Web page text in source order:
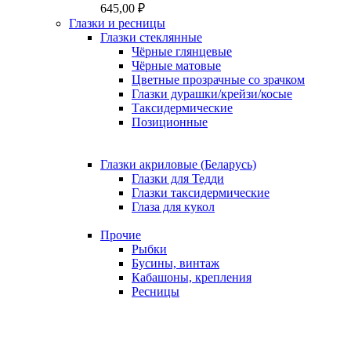
645,00 ₽
Глазки и ресницы
Глазки стеклянные
Чёрные глянцевые
Чёрные матовые
Цветные прозрачные со зрачком
Глазки дурашки/крейзи/косые
Таксидермические
Позиционные
Глазки акриловые (Беларусь)
Глазки для Тедди
Глазки таксидермические
Глаза для кукол
Прочие
Рыбки
Бусины, винтаж
Кабашоны, крепления
Ресницы